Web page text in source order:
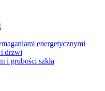
energetycznymi
i drzwi
i grubości szkła